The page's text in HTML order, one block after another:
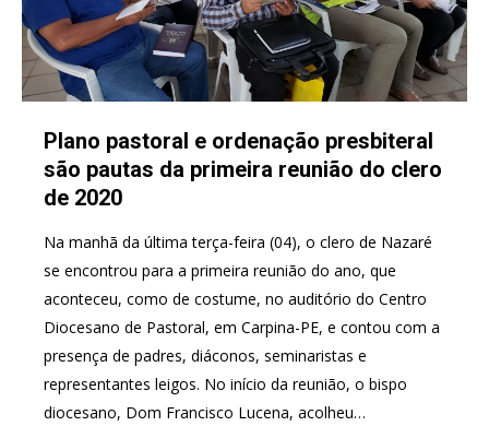
Plano pastoral e ordenação presbiteral
são pautas da primeira reunião do clero
de 2020
Na manhã da última terça-feira (04), o clero de Nazaré
se encontrou para a primeira reunião do ano, que
aconteceu, como de costume, no auditório do Centro
Diocesano de Pastoral, em Carpina-PE, e contou com a
presença de padres, diáconos, seminaristas e
representantes leigos. No início da reunião, o bispo
diocesano, Dom Francisco Lucena, acolheu…